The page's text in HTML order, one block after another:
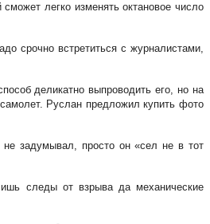
легко изменять октановое число
срочно встретиться с журналистами,
деликатно выпроводить его, но на
Руслан предложил купить фото
задумывал, просто он «сел не в тот
следы от взрыва да механические